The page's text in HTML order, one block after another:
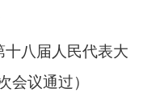
十八届人民代表大
会议通过）